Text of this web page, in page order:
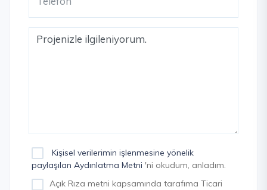
Kişisel verilerimin işlenmesine yönelik
paylaşılan Aydınlatma Metni 'ni okudum, anladım.
Açık Rıza metni kapsamında tarafıma Ticari